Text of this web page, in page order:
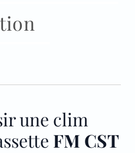
une clim
FM CST